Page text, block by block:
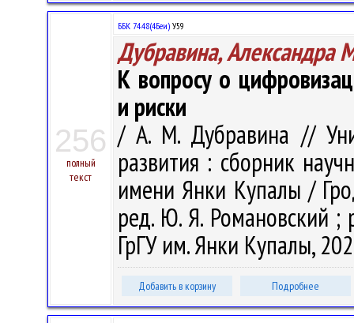
256
полный
текст
ББК 74.48(4Беи) У59
Дубравина, Александра
К вопросу о
и риски
/ А. М. Дубравина //
развития : сборник
имени Янки Купалы /
ред. Ю. Я. Романовский ;
ГрГУ им. Янки Купалы,
Добавить в корзину Подробнее